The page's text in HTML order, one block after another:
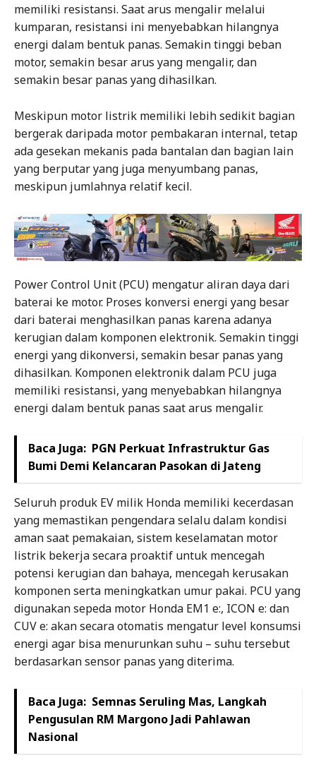
memiliki resistansi. Saat arus mengalir melalui
kumparan, resistansi ini menyebabkan hilangnya
energi dalam bentuk panas. Semakin tinggi beban
motor, semakin besar arus yang mengalir, dan
semakin besar panas yang dihasilkan.
Meskipun motor listrik memiliki lebih sedikit bagian
bergerak daripada motor pembakaran internal, tetap
ada gesekan mekanis pada bantalan dan bagian lain
yang berputar yang juga menyumbang panas,
meskipun jumlahnya relatif kecil.
Power Control Unit (PCU) mengatur aliran daya dari
baterai ke motor. Proses konversi energi yang besar
dari baterai menghasilkan panas karena adanya
kerugian dalam komponen elektronik. Semakin tinggi
energi yang dikonversi, semakin besar panas yang
dihasilkan. Komponen elektronik dalam PCU juga
memiliki resistansi, yang menyebabkan hilangnya
energi dalam bentuk panas saat arus mengalir.
Baca Juga: PGN Perkuat Infrastruktur Gas
Bumi Demi Kelancaran Pasokan di Jateng
Seluruh produk EV milik Honda memiliki kecerdasan
yang memastikan pengendara selalu dalam kondisi
aman saat pemakaian, sistem keselamatan motor
listrik bekerja secara proaktif untuk mencegah
potensi kerugian dan bahaya, mencegah kerusakan
komponen serta meningkatkan umur pakai. PCU yang
digunakan sepeda motor Honda EM1 e:, ICON e: dan
CUV e: akan secara otomatis mengatur level konsumsi
energi agar bisa menurunkan suhu – suhu tersebut
berdasarkan sensor panas yang diterima.
Baca Juga: Semnas Seruling Mas, Langkah
Pengusulan RM Margono Jadi Pahlawan
Nasional